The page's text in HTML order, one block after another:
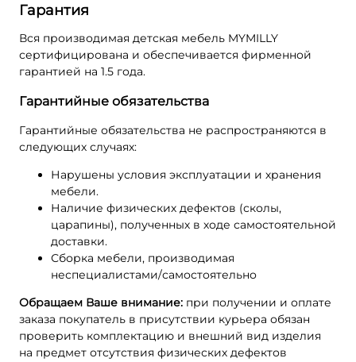
Гарантия
Вся производимая детская мебель MYMILLY
сертифицирована и обеспечивается фирменной
гарантией на 1.5 года.
Гарантийные обязательства
Гарантийные обязательства не распространяются в
следующих случаях:
Нарушены условия эксплуатации и хранения
мебели.
Наличие физических дефектов (сколы,
царапины), полученных в ходе самостоятельной
доставки.
Сборка мебели, производимая
неспециалистами/самостоятельно
Обращаем Ваше внимание: при получении и оплате
заказа покупатель в присутствии курьера обязан
проверить комплектацию и внешний вид изделия
на предмет отсутствия физических дефектов